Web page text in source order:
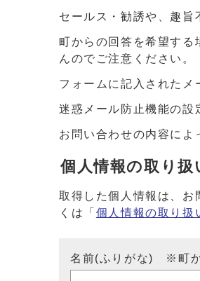
セールス・勧誘や、趣旨
町からの回答を希望する
んのでご注意ください。
フォームに記入されたメ
迷惑メール防止機能の
お問い合わせの内容によ
個人情報の取り扱
取得した個人情報は、お
くは「 個人情報の取り扱
名前(ふりがな) ※町か